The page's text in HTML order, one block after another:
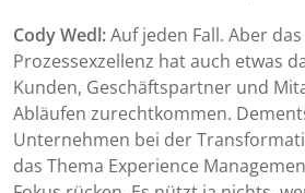
Cody Wedl:Auf jeden Fall. Aber
Prozessexzellenz hat auch etwas
Kunden, Geschäftspartner und
Abläufen zurechtkommen.
Unternehmen bei der
das Thema Experience